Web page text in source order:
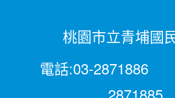
桃園市立青埔國
電話:03-2871886